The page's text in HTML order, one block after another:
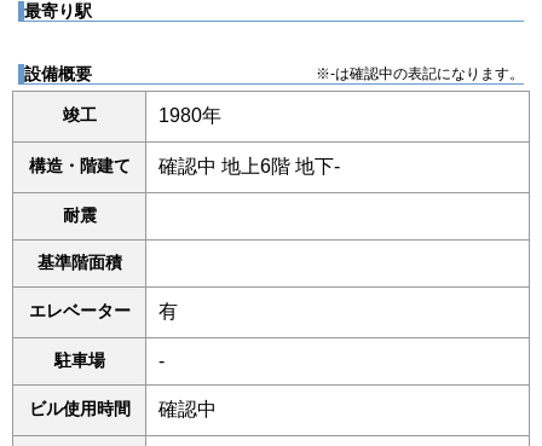
最寄り駅
設備概要 ※-は確認中の表記になります。
竣工 1980年
構造・階建て 確認中 地上6階 地下-
耐震
基準階面積
エレベーター 有
駐車場 -
ビル使用時間 確認中